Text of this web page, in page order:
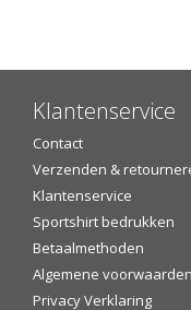
Klantenservice
Contact
Verzenden &
Klantenservice
Sportshirt bedrukken
Betaalmethoden
Algemene voorwaarden
Privacy Verklaring